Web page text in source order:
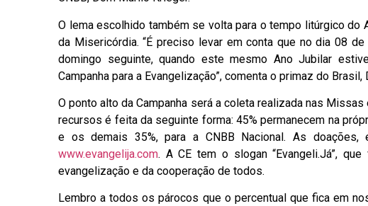
O lema escolhido também se volta para o tempo litúrgico do
da Misericórdia. “É preciso levar em conta que no dia 08
domingo seguinte, quando este mesmo Ano Jubilar
Campanha para a Evangelização”, comenta o primaz do Brasil,
O ponto alto da Campanha será a coleta realizada nas
recursos é feita da seguinte forma: 45% permanecem na
e os demais 35%, para a CNBB Nacional. As
www.evangelija.com. A CE tem o slogan “Evangeli.Já”,
evangelização e da cooperação de todos.
Lembro a todos os párocos que o percentual que fica em